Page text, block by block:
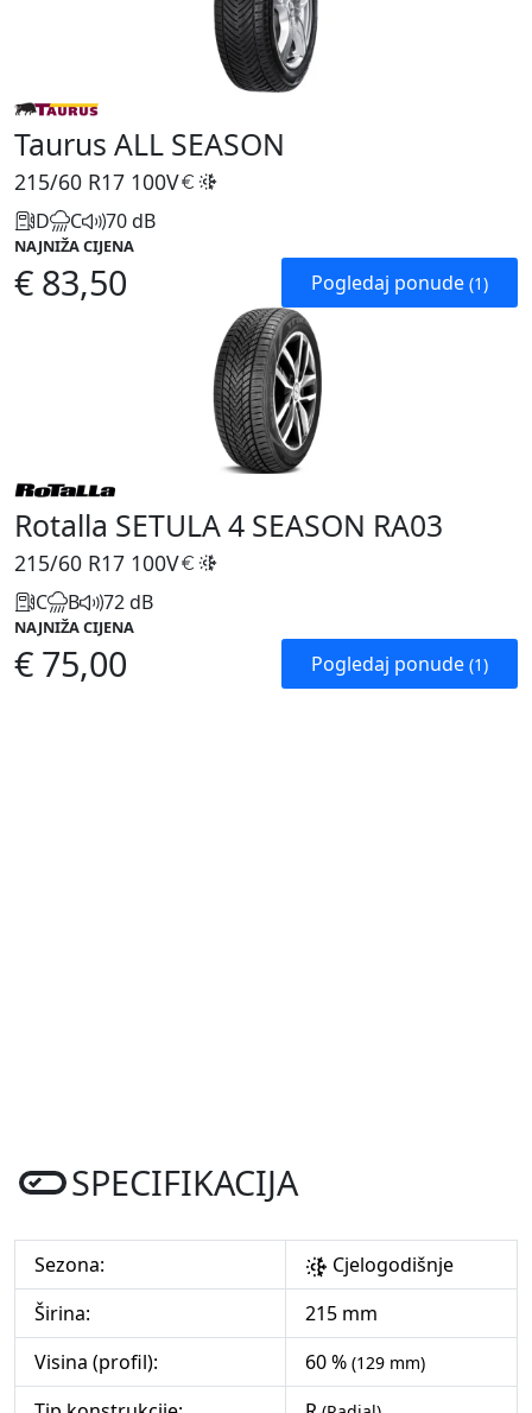
Taurus ALL SEASON
215/60 R17 100V
D C 70 dB
NAJNIŽA CIJENA
€ 83,50 Pogledaj ponude (1)
Rotalla SETULA 4 SEASON RA03
215/60 R17 100V
C B 72 dB
NAJNIŽA CIJENA
€ 75,00 Pogledaj ponude (1)
SPECIFIKACIJA
Sezona:
Cjelogodišnje
Širina:
215 mm
Visina (profil):
60 % (129 mm)